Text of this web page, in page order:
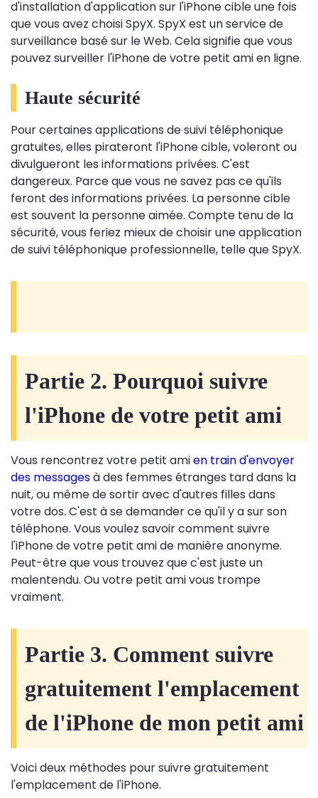
d'installation d'application sur l'iPhone cible une fois
que vous avez choisi SpyX. SpyX est un service de
surveillance basé sur le Web. Cela signifie que vous
pouvez surveiller l'iPhone de votre petit ami en ligne.
Haute sécurité
Pour certaines applications de suivi téléphonique
gratuites, elles pirateront l'iPhone cible, voleront ou
divulgueront les informations privées. C'est
dangereux. Parce que vous ne savez pas ce qu'ils
feront des informations privées. La personne cible
est souvent la personne aimée. Compte tenu de la
sécurité, vous feriez mieux de choisir une application
de suivi téléphonique professionnelle, telle que SpyX.
Partie 2. Pourquoi suivre
l'iPhone de votre petit ami
Vous rencontrez votre petit amien train d'envoyer
des messagesà des femmes étranges tard dans la
nuit, ou même de sortir avec d'autres filles dans
votre dos. C'est à se demander ce qu'il y a sur son
téléphone. Vous voulez savoir comment suivre
l'iPhone de votre petit ami de manière anonyme.
Peut-être que vous trouvez que c'est juste un
malentendu. Ou votre petit ami vous trompe
vraiment.
Partie 3. Comment suivre
gratuitement l'emplacement
de l'iPhone de mon petit ami
Voici deux méthodes pour suivre gratuitement
l'emplacement de l'iPhone.